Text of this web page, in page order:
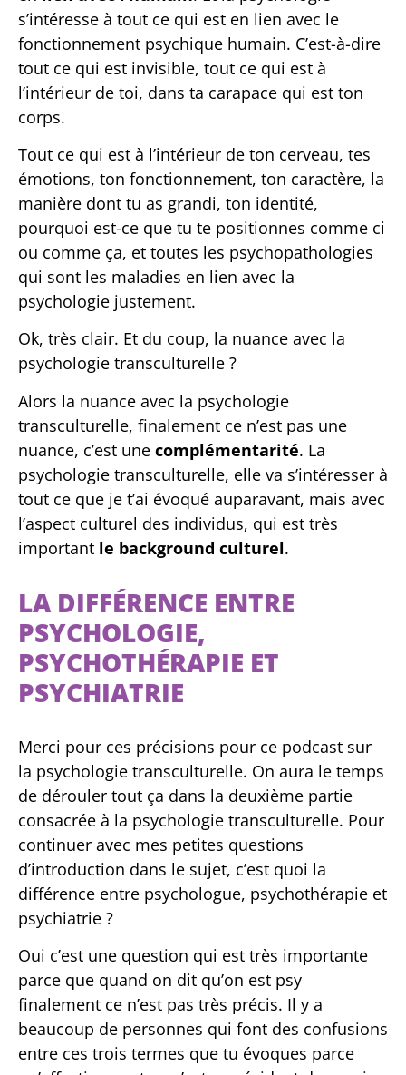
s’intéresse à tout ce qui est en lien avec le
fonctionnement psychique humain. C’est-à-dire
tout ce qui est invisible, tout ce qui est à
l’intérieur de toi, dans ta carapace qui est ton
corps.
Tout ce qui est à l’intérieur de ton cerveau, tes
émotions, ton fonctionnement, ton caractère, la
manière dont tu as grandi, ton identité,
pourquoi est-ce que tu te positionnes comme ci
ou comme ça, et toutes les psychopathologies
qui sont les maladies en lien avec la
psychologie justement.
Ok, très clair. Et du coup, la nuance avec la
psychologie transculturelle ?
Alors la nuance avec la psychologie
transculturelle, finalement ce n’est pas une
nuance, c’est une complémentarité. La
psychologie transculturelle, elle va s’intéresser à
tout ce que je t’ai évoqué auparavant, mais avec
l’aspect culturel des individus, qui est très
important le background culturel.
LA DIFFÉRENCE ENTRE
PSYCHOLOGIE,
PSYCHOTHÉRAPIE ET
PSYCHIATRIE
Merci pour ces précisions pour ce podcast sur
la psychologie transculturelle. On aura le temps
de dérouler tout ça dans la deuxième partie
consacrée à la psychologie transculturelle. Pour
continuer avec mes petites questions
d’introduction dans le sujet, c’est quoi la
différence entre psychologue, psychothérapie et
psychiatrie ?
Oui c’est une question qui est très importante
parce que quand on dit qu’on est psy
finalement ce n’est pas très précis. Il y a
beaucoup de personnes qui font des confusions
entre ces trois termes que tu évoques parce